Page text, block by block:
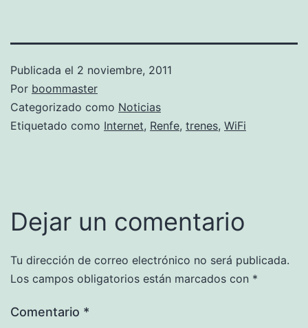
Publicada el 2 noviembre, 2011
Por boommaster
Categorizado como Noticias
Etiquetado como Internet, Renfe, trenes, WiFi
Dejar un comentario
Tu dirección de correo electrónico no será publicada.
Los campos obligatorios están marcados con *
Comentario *